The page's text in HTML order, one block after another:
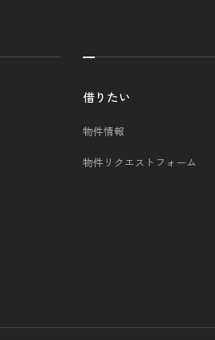
借りたい
物件情報
物件リクエストフォーム